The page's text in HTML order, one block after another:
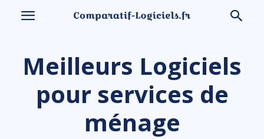
Meilleurs Logiciels
pour services de
ménage